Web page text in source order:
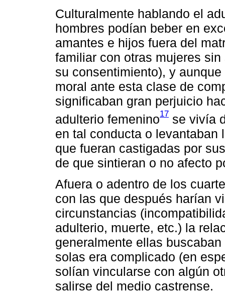
Culturalmente hablando el
hombres podían beber en
amantes e hijos fuera del
familiar con otras mujeres
su consentimiento), y
moral ante esta clase de
significaban gran perjuicio
adulterio femenino17 se vivía
en tal conducta o levantaban
que fueran castigadas por
de que sintieran o no afecto
Afuera o adentro de los
con las que después harían
circunstancias
adulterio, muerte, etc.) la
generalmente ellas
solas era complicado (en
solían vincularse con algún
salirse del medio castrense.